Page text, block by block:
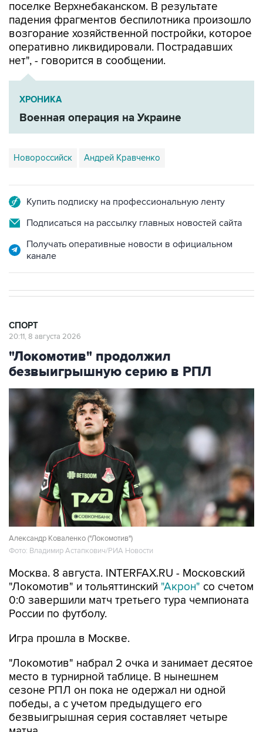
возгорание хозяйственной постройки, которое
оперативно ликвидировали. Пострадавших
нет", - говорится в сообщении.
ХРОНИКА
Военная операция на Украине
Новороссийск Андрей Кравченко
Подписаться на рассылку главных новостей сайта
Получать оперативные новости в официальном
"Локомотив" продолжил
безвыигрышную серию в РПЛ
Александр Коваленко ("Локомотив")
Фото: Владимир Астапкович/РИА Новости
Москва. 8 августа. INTERFAX.RU - Московский
0:0 завершили матч третьего тура чемпионата
России по футболу.
Игра прошла в Москве.
"Локомотив" набрал 2 очка и занимает десятое
сезоне РПЛ он пока не одержал ни одной
победы, а с учетом предыдущего его
безвыигрышная серия составляет четыре
матча.